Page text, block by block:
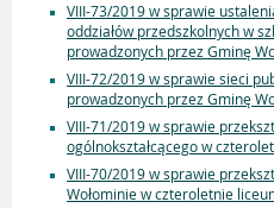
VIII-73/2019 w sprawie
oddziałów przedszkolnych w
prowadzonych przez Gminę
VIII-72/2019 w sprawie sieci
prowadzonych przez Gminę
VIII-71/2019 w sprawie
ogólnokształcącego w
VIII-70/2019 w sprawie
Wołominie w czteroletnie